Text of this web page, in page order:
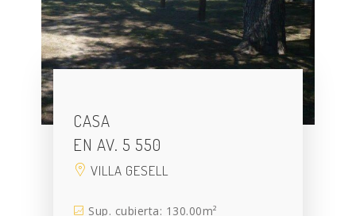
CASA
EN AV. 5 550
VILLA GESELL
Sup. cubierta: 130.00m²